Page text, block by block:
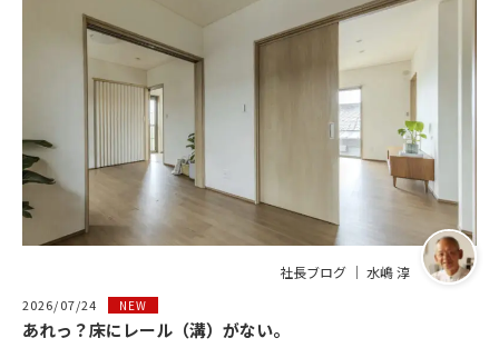
社長ブログ ｜ 水嶋 淳
2026/07/24 NEW
あれっ？床にレール（溝）がない。